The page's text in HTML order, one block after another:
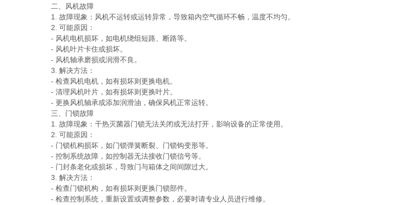
二、风机故障
1. 故障现象：风机不运转或运转异常，导致箱内空气循环不畅，温度不均匀。
2. 可能原因：
- 风机电机损坏，如电机绕组短路、断路等。
- 风机叶片卡住或损坏。
- 风机轴承磨损或润滑不良。
3. 解决方法：
- 检查风机电机，如有损坏则更换电机。
- 清理风机叶片，如有损坏则更换叶片。
- 更换风机轴承或添加润滑油，确保风机正常运转。
三、门锁故障
1. 故障现象：干热灭菌器门锁无法关闭或无法打开，影响设备的正常使用。
2. 可能原因：
- 门锁机构损坏，如门锁弹簧断裂、门锁钩变形等。
- 控制系统故障，如控制器无法接收门锁信号等。
- 门封条老化或损坏，导致门与箱体之间间隙过大。
3. 解决方法：
- 检查门锁机构，如有损坏则更换门锁部件。
- 检查控制系统，重新设置或调整参数，必要时请专业人员进行维修。